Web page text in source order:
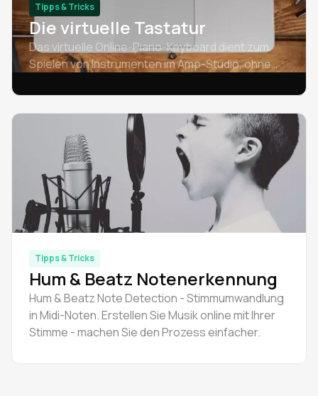
Tipps & Tricks
Die virtuelle Tastatur
Das virtuelle Online-Piano-Keyboard dient zum
Spielen von Instrumenten im Amp-Studio, ohne
Tipps & Tricks
Hum & Beatz Notenerkennung
Hum & Beatz Note Detection - Stimmumwandlung
in Midi-Noten. Erstellen Sie Musik online mit Ihrer
Stimme - machen Sie den Prozess einfacher.